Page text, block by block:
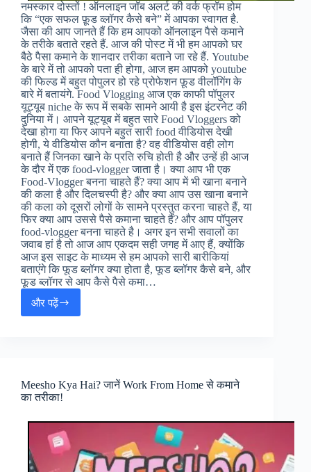
नमस्कार दोस्तों ! ऑनलाइन जॉब अलर्ट की वर्क फ्रॉम होम
कि “एक सफल फ़ूड व्लॉगर कैसे बने” में आपका स्वागत है.
जैसा की आप जानते हैं कि हम आपको ऑनलाइन पैसे कमाने
के तरीके बताते रहते हैं. आज की पोस्ट में भी हम आपको घर
बैठे पैसा कमाने के शानदार तरीका बताने जा रहे हैं. Youtube
के बारे में तो आपको पता ही होगा, आज हम आपको youtube
की फिल्ड में बहुत पोपुलर हो रहे प्रोफेशन फ़ूड वीलॉगिंग के
बारे में बतायंगे. Food Vlogging आज एक काफी पॉपुलर
यूट्यूब niche के रूप में सबके सामने आयी है इस इंटरनेट की
दुनिया में। आपने यूट्यूब में बहुत सारे Food Vloggers को
देखा होगा या फिर आपने बहुत सारी food वीडियोस देखी
होगी, ये वीडियोस कौन बनाता है? वह वीडियोस वही लोग
बनाते हैं जिनका खाने के प्रति रुचि होती है और उन्हें ही आज
के दौर में एक food-vlogger जाता है। क्या आप भी एक
Food-Vlogger बनना चाहते हैं? क्या आप में भी खाना बनाने
की कला है और दिलचस्पी है? और क्या आप उस खाना बनाने
की कला को दूसरों लोगों के सामने प्रस्तुत करना चाहते हैं, या
फिर क्या आप उससे पैसे कमाना चाहते हैं? और आप पॉपुलर
food-vlogger बनना चाहते है। अगर इन सभी सवालों का
जवाब हां है तो आज आप एकदम सही जगह में आए हैं, क्योंकि
आज इस साइट के माध्यम से हम आपको सारी बारीकियां
बताएंगे कि फूड ब्लॉगर क्या होता है, फूड ब्लॉगर कैसे बने, और
फूड ब्लॉगर से आप कैसे पैसे कमा…
और पढ़ें
एक
(Food
Blogger
Bane)
Meesho Kya Hai? जानें Work From Home से कमाने
का तरीका!